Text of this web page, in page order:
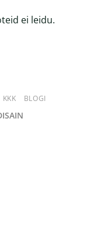
ei leidu.
KKK BLOGI